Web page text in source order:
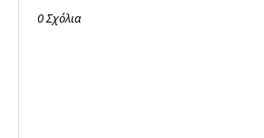
0 Σχόλια